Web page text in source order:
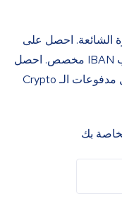
الشائعة. احصل على
بطاقة ائتمان مدينة فيزا شخصية وحساب IBAN مخصص. احصل
على قرض مدعوم بالـ Crypto. قم بقبول مدفوعات الـ Crypto
بك